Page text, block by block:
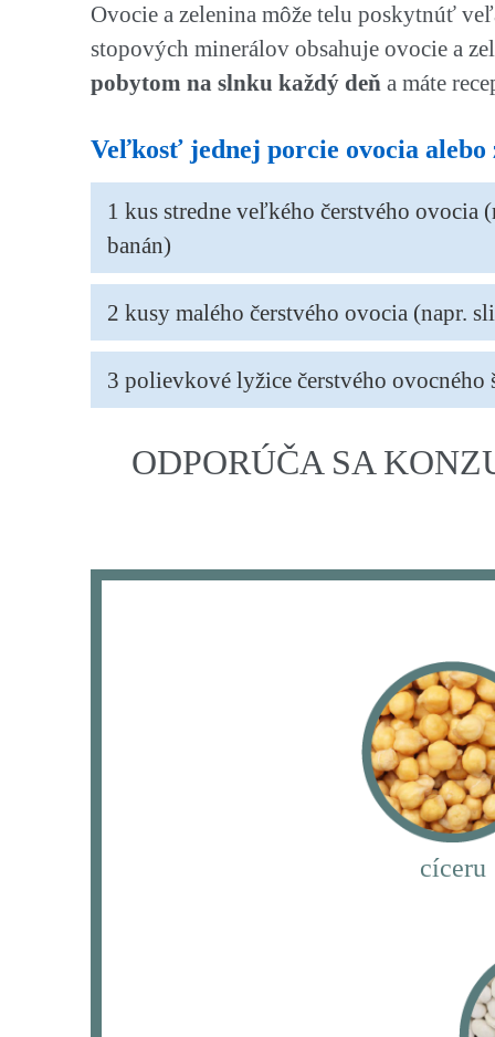
Ovocie a zelenina môže telu poskytnúť
stopových minerálov obsahuje ovocie a
pobytom na slnku každý deň a máte
Veľkosť jednej porcie ovocia alebo
1 kus stredne veľkého čerstvého ovocia
banán)
2 kusy malého čerstvého ovocia (napr.
3 polievkové lyžice čerstvého ovocného
ODPORÚČA SA
cíceru